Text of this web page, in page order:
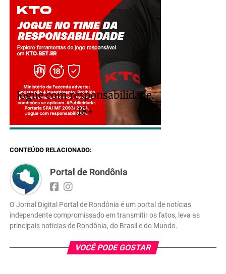
Jogue com responsabilidade.
18+
CONTEÚDO RELACIONADO:
Portal de Rondônia
O Jornal Digital Portal de Rondônia é um portal de notícias
independente compromissado em transmitir os fatos, leva as
principais notícias de Rondônia, do Brasil e do Mundo.
VOCÊ PODE GOSTAR